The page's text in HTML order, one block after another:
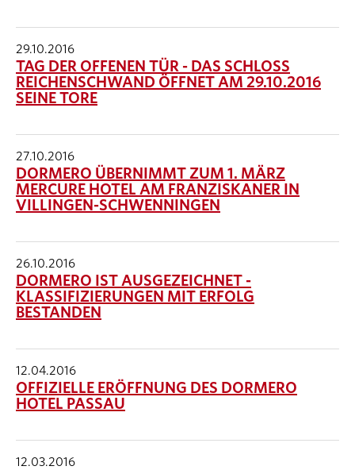
29.10.2016
TAG DER OFFENEN TÜR - DAS SCHLOSS
REICHENSCHWAND ÖFFNET AM 29.10.2016
SEINE TORE
27.10.2016
DORMERO ÜBERNIMMT ZUM 1. MÄRZ
MERCURE HOTEL AM FRANZISKANER IN
VILLINGEN-SCHWENNINGEN
26.10.2016
DORMERO IST AUSGEZEICHNET -
KLASSIFIZIERUNGEN MIT ERFOLG
BESTANDEN
12.04.2016
OFFIZIELLE ERÖFFNUNG DES DORMERO
HOTEL PASSAU
12.03.2016